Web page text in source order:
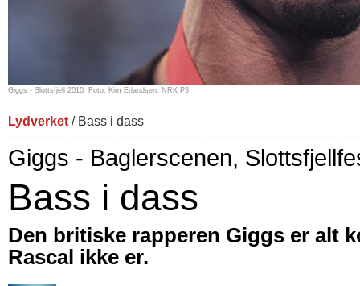
Giggs - Slottsfjell 2010. Foto: Kim Erlandsen, NRK P3
Lydverket / Bass i dass
Giggs - Baglerscenen,
Bass i dass
Den britiske rapperen Giggs er alt
Rascal ikke er.